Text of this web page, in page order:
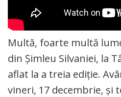
Multă, foarte multă
din Șimleu Silvaniei, la
aflat la a treia ediție.
vineri, 17 decembrie, și